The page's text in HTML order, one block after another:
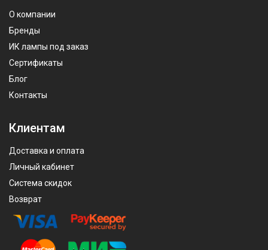
О компании
Бренды
ИК лампы под заказ
Сертификаты
Блог
Контакты
Клиентам
Доставка и оплата
Личный кабинет
Система скидок
Возврат